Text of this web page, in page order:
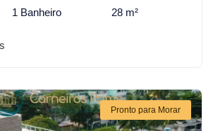
1 Banheiro 28 m²
Pronto para Morar